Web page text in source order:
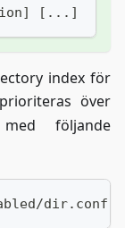
[...]
index för
över
följande
dir.conf